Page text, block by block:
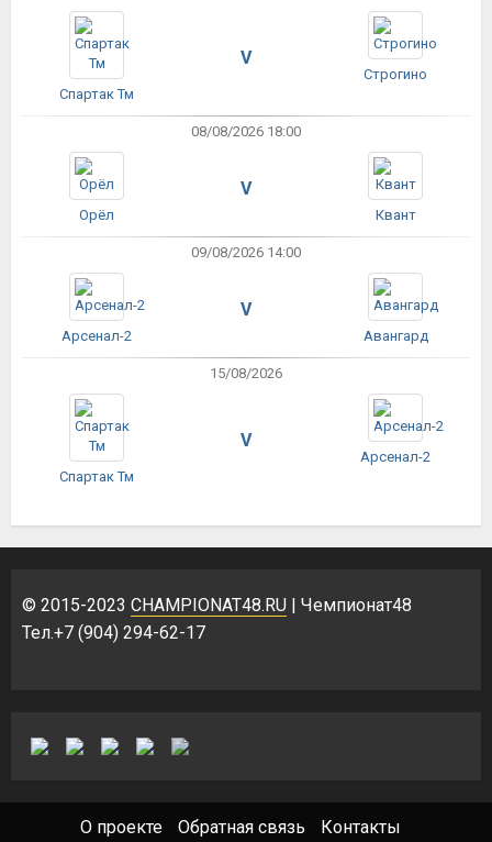
Спартак Тм
V
Строгино
08/08/2026 18:00
Орёл
V
Квант
09/08/2026 14:00
Арсенал-2
V
Авангард
15/08/2026
Спартак Тм
V
Арсенал-2
© 2015-2023 CHAMPIONAT48.RU | Чемпионат48
Тел.+7 (904) 294-62-17
О проекте Обратная связь Контакты